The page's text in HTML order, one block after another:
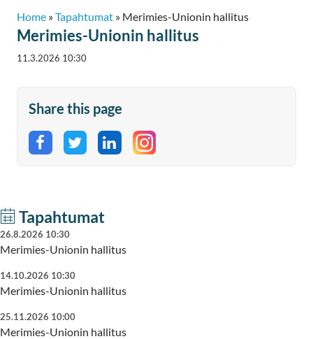
Home »Tapahtumat » Merimies-Unionin hallitus
Merimies-Unionin hallitus
11.3.2026 10:30
Share this page
Share on Facebook
Share on Twitter
Share on LinkedIn
Tapahtumat
26.8.2026 10:30
Merimies-Unionin hallitus
14.10.2026 10:30
Merimies-Unionin hallitus
25.11.2026 10:00
Merimies-Unionin hallitus